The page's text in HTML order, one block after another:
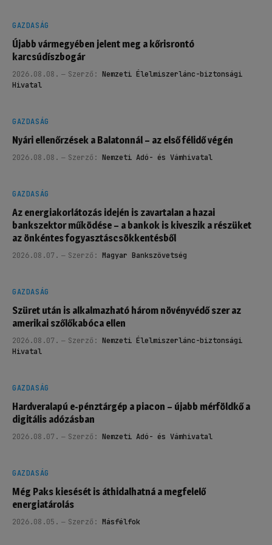
GAZDASÁG
Újabb vármegyében jelent meg a kőrisrontó
karcsúdíszbogár
2026.08.08. Szerző: Nemzeti Élelmiszerlánc-biztonsági
Hivatal
GAZDASÁG
Nyári ellenőrzések a Balatonnál – az első félidő végén
2026.08.08. Szerző: Nemzeti Adó- és Vámhivatal
GAZDASÁG
Az energiakorlátozás idején is zavartalan a hazai
bankszektor működése – a bankok is kiveszik a részüket
az önkéntes fogyasztáscsökkentésből
2026.08.07. Szerző: Magyar Bankszövetség
GAZDASÁG
Szüret után is alkalmazható három növényvédő szer az
amerikai szőlőkabóca ellen
2026.08.07. Szerző: Nemzeti Élelmiszerlánc-biztonsági
Hivatal
GAZDASÁG
Hardveralapú e-pénztárgép a piacon – újabb mérföldkő a
digitális adózásban
2026.08.07. Szerző: Nemzeti Adó- és Vámhivatal
GAZDASÁG
Még Paks kiesését is áthidalhatná a megfelelő
energiatárolás
2026.08.05. Szerző: Másfélfok